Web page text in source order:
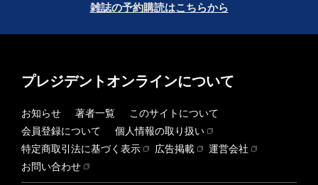
雑誌の予約購読はこちらから
プレジデントオンラインについて
お知らせ 著者一覧
このサイトについて
会員登録について
個人情報の取り扱い
特定商取引法に基づく表示
広告掲載
運営会社
お問い合わせ